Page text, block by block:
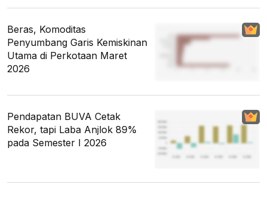
Beras, Komoditas
Penyumbang Garis Kemiskinan
Utama di Perkotaan Maret
2026
Pendapatan BUVA Cetak
Rekor, tapi Laba Anjlok 89%
pada Semester I 2026